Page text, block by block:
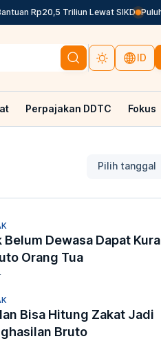
Rp20,5 Triliun Lewat SIKD
ID
Perpajakan DDTC Fokus
Pilih tanggal
Belum Dewasa Dapat
Orang Tua
Bisa Hitung Zakat Jadi
Bruto